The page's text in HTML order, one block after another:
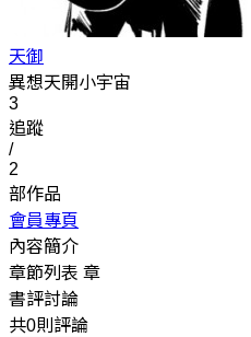
天御
異想天開小宇宙
3
追蹤
/
2
部作品
會員專頁
內容簡介
章節列表 章
書評討論
共0則評論